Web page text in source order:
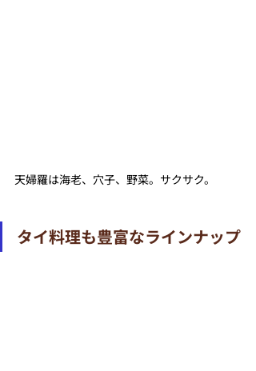
天婦羅は海老、穴子、野菜。サクサク。
タイ料理も豊富なラインナップ